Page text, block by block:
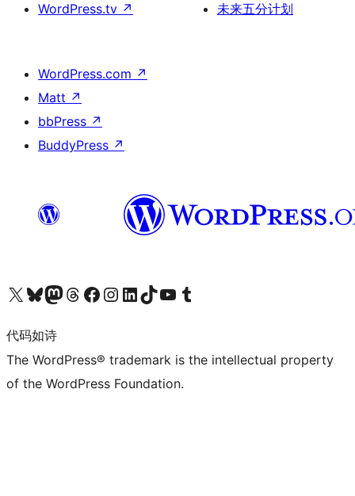
WordPress.tv ↗
未来五分计划
WordPress.com ↗
Matt ↗
bbPress ↗
BuddyPress ↗
关注我们的 X（原 Twitter）账号访问我们的 Bluesky 账号关注我们的 Mastodon 账号访问我们的 Threads 账号 访问我们的 Facebook 公共主页关注我们的 Instagram 账号 关注我们的 LinkedIn 主页访问我们的 TikTok 账号访问我们的 YouTube 频道 访问我们的 Tumblr 账号
代码如诗
The WordPress® trademark is the intellectual property
of the WordPress Foundation.